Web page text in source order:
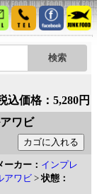
価格：5,280円
ワビ
ーカー： インプレ
アワビ>状態：